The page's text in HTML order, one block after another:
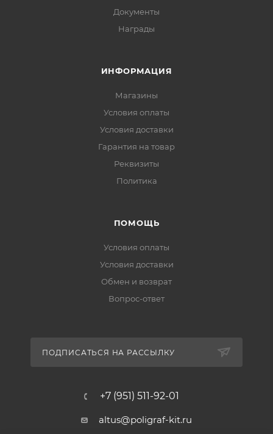
Документы
Награды
ИНФОРМАЦИЯ
Магазины
Условия оплаты
Условия доставки
Гарантия на товар
Реквизиты
Политика
ПОМОЩЬ
Условия оплаты
Условия доставки
Обмен и возврат
Вопрос-ответ
ПОДПИСАТЬСЯ НА РАССЫЛКУ
+7 (951) 511-92-01
altus@poligraf-kit.ru